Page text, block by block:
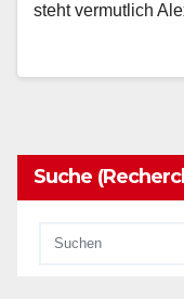
steht vermutlich
Suche